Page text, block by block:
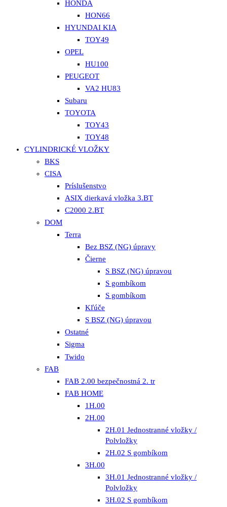
HONDA
HON66
HYUNDAI KIA
TOY49
OPEL
HU100
PEUGEOT
VA2 HU83
Subaru
TOYOTA
TOY43
TOY48
CYLINDRICKÉ VLOŽKY
BKS
CISA
Príslušenstvo
ASIX dierkavá vložka 3.BT
C2000 2.BT
DOM
Terra
Bez BSZ (NG) úpravy
Čierne
S BSZ (NG) úpravou
S gombíkom
S gombíkom
Kľúče
S BSZ (NG) úpravou
Ostatné
Sigma
Twido
FAB
FAB 2.00 bezpečnostná 2. tr
FAB HOME
1H.00
2H.00
2H.01 Jednostranné vložky /
Polvložky
2H.02 S gombíkom
3H.00
3H.01 Jednostranné vložky /
Polvložky
3H.02 S gombíkom